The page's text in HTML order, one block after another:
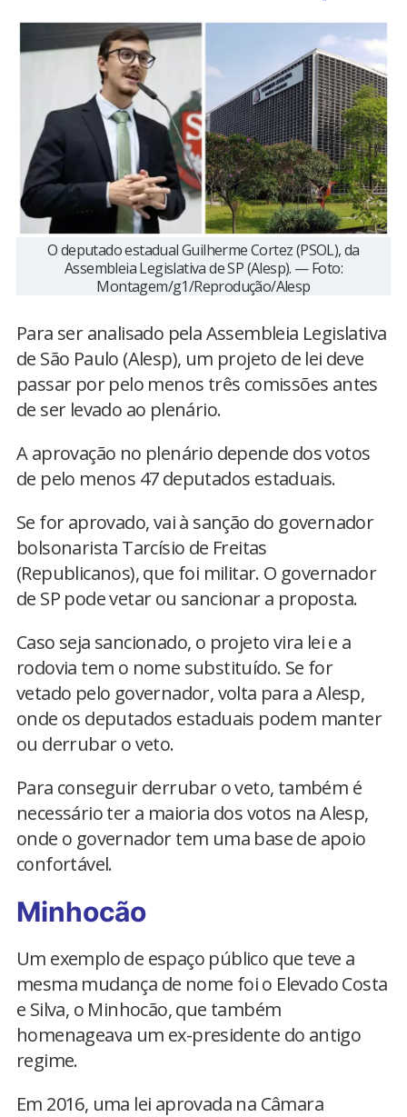
O deputado estadual Guilherme Cortez (PSOL), da
Assembleia Legislativa de SP (Alesp). — Foto:
Montagem/g1/Reprodução/Alesp
Para ser analisado pela Assembleia Legislativa
de São Paulo (Alesp), um projeto de lei deve
passar por pelo menos três comissões antes
de ser levado ao plenário.
A aprovação no plenário depende dos votos
de pelo menos 47 deputados estaduais.
Se for aprovado, vai à sanção do governador
bolsonarista Tarcísio de Freitas
(Republicanos), que foi militar. O governador
de SP pode vetar ou sancionar a proposta.
Caso seja sancionado, o projeto vira lei e a
rodovia tem o nome substituído. Se for
vetado pelo governador, volta para a Alesp,
onde os deputados estaduais podem manter
ou derrubar o veto.
Para conseguir derrubar o veto, também é
necessário ter a maioria dos votos na Alesp,
onde o governador tem uma base de apoio
confortável.
Minhocão
Um exemplo de espaço público que teve a
mesma mudança de nome foi o Elevado Costa
e Silva, o Minhocão, que também
homenageava um ex-presidente do antigo
regime.
Em 2016, uma lei aprovada na Câmara